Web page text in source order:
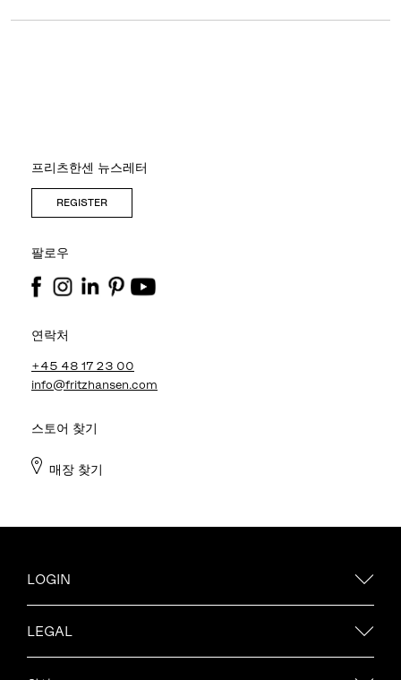
프리츠한센 뉴스레터
REGISTER
팔로우
연락처
+45 48 17 23 00
info@fritzhansen.com
스토어 찾기
매장 찾기
LOGIN
LEGAL